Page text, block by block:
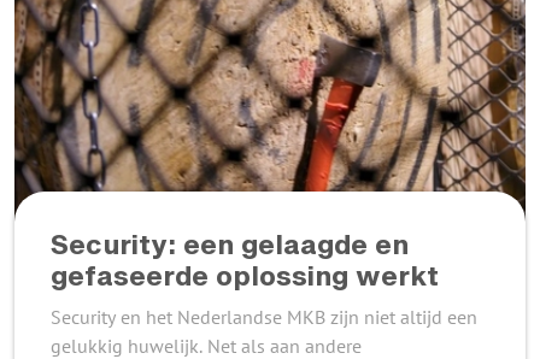
Security: een gelaagde en
gefaseerde oplossing werkt
Security en het Nederlandse MKB zijn niet altijd een
gelukkig huwelijk. Net als aan andere